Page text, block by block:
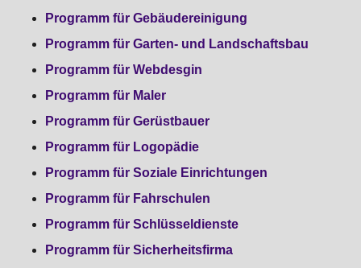
Programm für Gebäudereinigung
Programm für Garten- und Landschaftsbau
Programm für Webdesgin
Programm für Maler
Programm für Gerüstbauer
Programm für Logopädie
Programm für Soziale Einrichtungen
Programm für Fahrschulen
Programm für Schlüsseldienste
Programm für Sicherheitsfirma